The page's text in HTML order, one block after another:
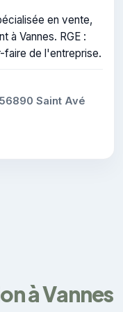
en vente,
à Vannes. RGE :
de l'entreprise.
Saint Avé
à Vannes